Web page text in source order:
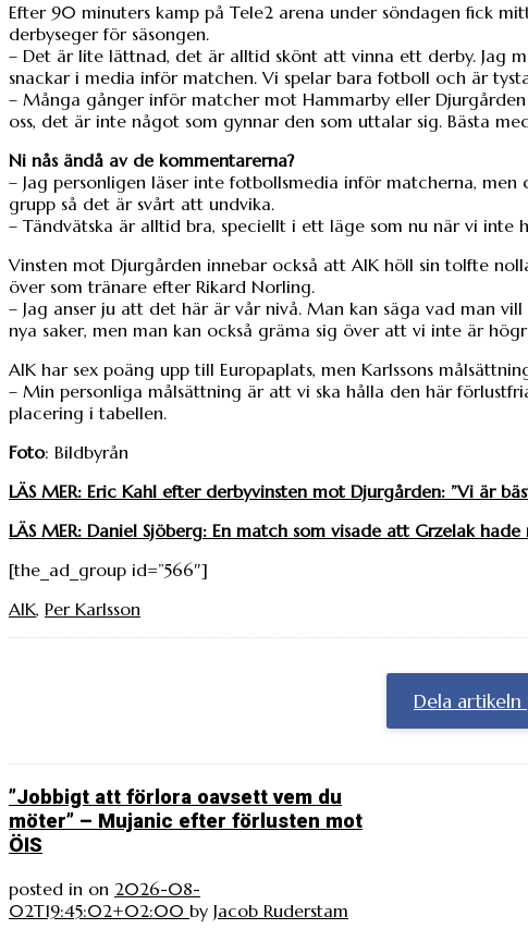
Efter 90 minuters kamp på Tele2 arena under söndagen fick
derbyseger för säsongen.
– Det är lite lättnad, det är alltid skönt att vinna ett derby. Jag
snackar i media inför matchen. Vi spelar bara fotboll och är
– Många gånger inför matcher mot Hammarby eller
oss, det är inte något som gynnar den som uttalar sig. Bästa
Ni nås ändå av de kommentarerna?
– Jag personligen läser inte fotbollsmedia inför matcherna,
grupp så det är svårt att undvika.
– Tändvätska är alltid bra, speciellt i ett läge som nu när vi inte
Vinsten mot Djurgården innebar också att AIK höll sin tolfte
över som tränare efter Rikard Norling.
– Jag anser ju att det här är vår nivå. Man kan säga vad man
nya saker, men man kan också gräma sig över att vi inte är
AIK har sex poäng upp till Europaplats, men Karlssons
– Min personliga målsättning är att vi ska hålla den här
placering i tabellen.
Foto: Bildbyrån
LÄS MER: Eric Kahl efter derbyvinsten mot Djurgården: ”Vi är
LÄS MER: Daniel Sjöberg: En match som visade att Grzelak
[the_ad_group id=”566″]
AIK, Per Karlsson
Dela artikeln
”Jobbigt att förlora oavsett vem du
möter” – Mujanic efter förlusten mot
ÖIS
posted in on 2026-08-
02T19:45:02+02:00 by Jacob Ruderstam